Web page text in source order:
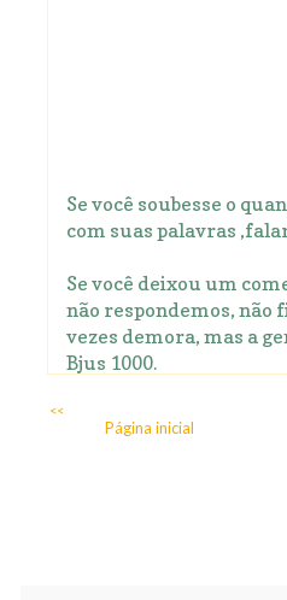
Se você soubesse o
com suas palavras
Se você deixou um
não respondemos, não
vezes demora, mas a
Bjus 1000.
<<
Página inicial